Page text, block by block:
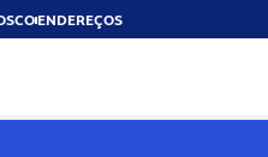
ENDEREÇOS